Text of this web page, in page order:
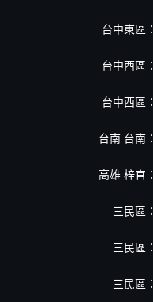
台中東區：
台中西區：
台中西區：
台南 台南：
高雄 梓官：
三民區：
三民區：
三民區：